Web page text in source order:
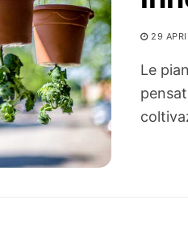
29
Le